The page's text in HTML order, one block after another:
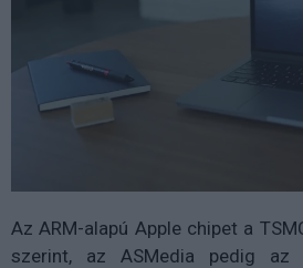
Az ARM-alapú Apple chipet a
szerint, az ASMedia pedig az